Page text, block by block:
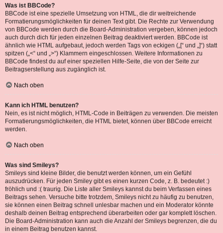
Was ist BBCode?
BBCode ist eine spezielle Umsetzung von HTML, die dir weitreichende
Formatierungsmöglichkeiten für deinen Text gibt. Die Rechte zur Verwendung
von BBCode werden durch die Board-Administration vergeben, können jedoch
auch durch dich für jeden einzelnen Beitrag deaktiviert werden. BBCode ist
ähnlich wie HTML aufgebaut, jedoch werden Tags von eckigen („[“ und „]“) statt
spitzen („<“ und „>“) Klammern eingeschlossen. Weitere Informationen zu
BBCode findest du auf einer speziellen Hilfe-Seite, die von der Seite zur
Beitragserstellung aus zugänglich ist.
Nach oben
Kann ich HTML benutzen?
Nein, es ist nicht möglich, HTML-Code in Beiträgen zu verwenden. Die meisten
Formatierungsmöglichkeiten, die HTML bietet, können über BBCode erreicht
werden.
Nach oben
Was sind Smileys?
Smileys sind kleine Bilder, die benutzt werden können, um ein Gefühl
auszudrücken. Für jeden Smiley gibt es einen kurzen Code, z. B. bedeutet :)
fröhlich und :( traurig. Die Liste aller Smileys kannst du beim Verfassen eines
Beitrags sehen. Versuche bitte trotzdem, Smileys nicht zu häufig zu benutzen,
sie können einen Beitrag schnell unlesbar machen und ein Moderator könnte
deshalb deinen Beitrag entsprechend überarbeiten oder gar komplett löschen.
Die Board-Administration kann auch die Anzahl der Smileys begrenzen, die du
in einem Beitrag benutzen kannst.